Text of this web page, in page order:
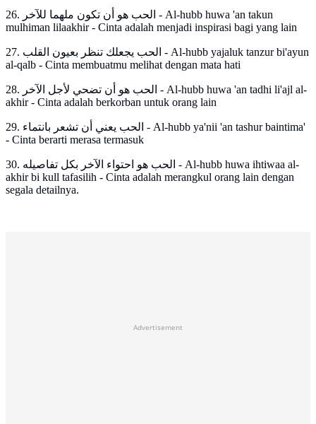
26. الحب هو أن تكون ملهما للآخر - Al-hubb huwa 'an takun
mulhiman lilaakhir - Cinta adalah menjadi inspirasi bagi yang lain
27. الحب يجعلك تنظر بعيون القلب - Al-hubb yajaluk tanzur bi'ayun
al-qalb - Cinta membuatmu melihat dengan mata hati
28. الحب هو أن تضحي لأجل الآخر - Al-hubb huwa 'an tadhi li'ajl al-
akhir - Cinta adalah berkorban untuk orang lain
29. الحب يعني أن تشعر بانتماء - Al-hubb ya'nii 'an tashur baintima'
- Cinta berarti merasa termasuk
30. الحب هو احتواء الآخر بكل تفاصيله - Al-hubb huwa ihtiwaa al-
akhir bi kull tafasilih - Cinta adalah merangkul orang lain dengan
segala detailnya.
Advertisement